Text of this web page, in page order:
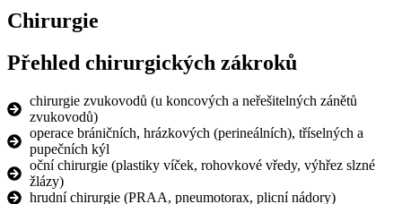
Chirurgie
Přehled chirurgických zákroků
chirurgie zvukovodů (u koncových a neřešitelných zánětů
zvukovodů)
operace bráničních, hrázkových (perineálních), tříselných a
pupečních kýl
oční chirurgie (plastiky víček, rohovkové vředy, výhřez slzné
žlázy)
hrudní chirurgie (PRAA, pneumotorax, plicní nádory)